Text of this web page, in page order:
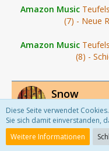
Amazon Music
(7) - Neue
Amazon Music
(8) -
Snow
Administrator
5. Juni 2026 +1
Diese Seite verwendet
Sie sich damit einverstanden,
Weitere Informationen